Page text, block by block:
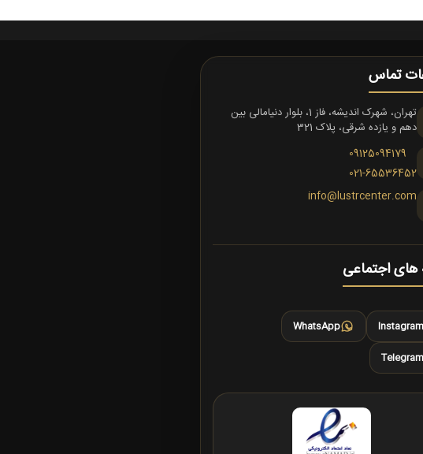
تماس
تهران، شهرک اندیشه، فاز 1، بلوار دنیامالی بین
دهم و یازده شرقی، پلاک 321
09125094179
021-65536452
info@lustrcenter.com
های اجتماعی
Instagram
WhatsApp